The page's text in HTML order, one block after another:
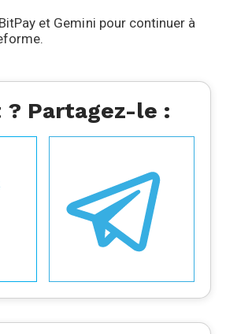
et Gemini pour continuer à
Partagez-le :